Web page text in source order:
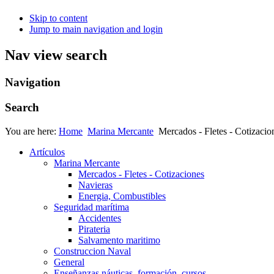
Skip to content
Jump to main navigation and login
Nav view search
Navigation
Search
You are here: Home Marina Mercante Mercados - Fletes -
Artículos
Marina Mercante
Mercados - Fletes - Cotizaciones
Navieras
Energia, Combustibles
Seguridad marítima
Accidentes
Pirateria
Salvamento maritimo
Construccion Naval
General